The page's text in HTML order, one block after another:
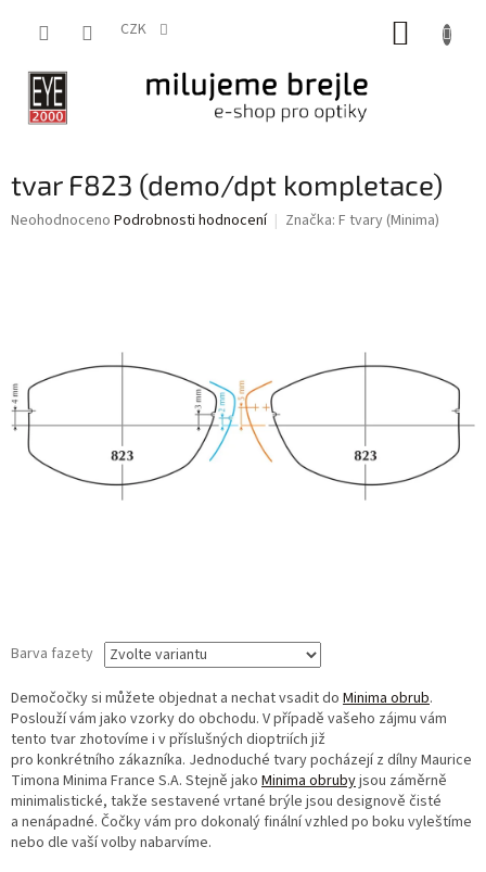
CZK
tvar F823 (demo/dpt kompletace)
Průměrné
hvězdiček.
Neohodnoceno Podrobnosti hodnocení Značka: F tvary (Minima)
Barva fazety
Demočočky si můžete objednat a nechat vsadit do Minima obrub.
Poslouží vám jako vzorky do obchodu. V případě vašeho zájmu vám
tento tvar zhotovíme i v příslušných dioptriích již
pro konkrétního zákazníka. Jednoduché tvary pocházejí z dílny Maurice
Timona Minima France S.A. Stejně jako Minima obrubyjsou záměrně
minimalistické, takže sestavené vrtané brýle jsou designově čisté
a nenápadné. Čočky vám pro dokonalý finální vzhled po boku vyleštíme
nebo dle vaší volby nabarvíme.